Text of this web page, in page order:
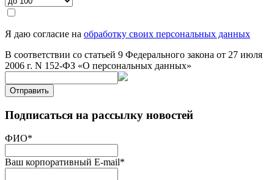
Я даю согласие на обработку своих персональных данных
В соответствии со статьей 9 Федерального закона от 27 июля
2006 г. N 152-ФЗ «О персональных данных»
Отправить
Подписаться на рассылку новостей
ФИО*
Ваш корпоративный E-mail*